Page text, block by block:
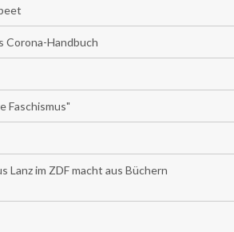
Corona-Handbuch
Faschismus"
Lanz im ZDF macht aus Büchern